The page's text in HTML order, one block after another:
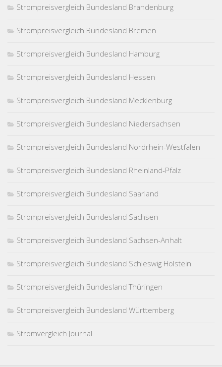
Strompreisvergleich Bundesland Brandenburg
Strompreisvergleich Bundesland Bremen
Strompreisvergleich Bundesland Hamburg
Strompreisvergleich Bundesland Hessen
Strompreisvergleich Bundesland Mecklenburg
Strompreisvergleich Bundesland Niedersachsen
Strompreisvergleich Bundesland Nordrhein-Westfalen
Strompreisvergleich Bundesland Rheinland-Pfalz
Strompreisvergleich Bundesland Saarland
Strompreisvergleich Bundesland Sachsen
Strompreisvergleich Bundesland Sachsen-Anhalt
Strompreisvergleich Bundesland Schleswig Holstein
Strompreisvergleich Bundesland Thüringen
Strompreisvergleich Bundesland Württemberg
Stromvergleich Journal